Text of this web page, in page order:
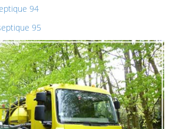
94
95